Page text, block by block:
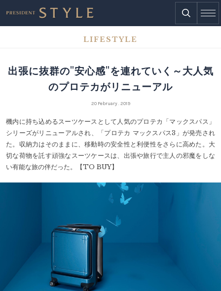
LIFESTYLE
出張に抜群の"安心感"を連れていく～大人気
のプロテカがリニューアル
20 February . 2019
機内に持ち込めるスーツケースとして人気のプロテカ「マックスパス」
シリーズがリニューアルされ、「プロテカ マックスパス3」が発売され
た。収納力はそのままに、移動時の安全性と利便性をさらに高めた。大
切な荷物を託す頑強なスーツケースは、出張や旅行で主人の邪魔をしな
い有能な旅の伴だった。【TO BUY】